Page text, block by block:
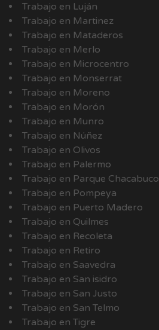
Trabajo en Luján
Trabajo en Martinez
Trabajo en Mataderos
Trabajo en Merlo
Trabajo en Microcentro
Trabajo en Monserrat
Trabajo en Moreno
Trabajo en Morón
Trabajo en Munro
Trabajo en Núñez
Trabajo en Olivos
Trabajo en Palermo
Trabajo en Parque Chacabuco
Trabajo en Pompeya
Trabajo en Puerto Madero
Trabajo en Quilmes
Trabajo en Recoleta
Trabajo en Retiro
Trabajo en Saavedra
Trabajo en San isidro
Trabajo en San Justo
Trabajo en San Telmo
Trabajo en Tigre